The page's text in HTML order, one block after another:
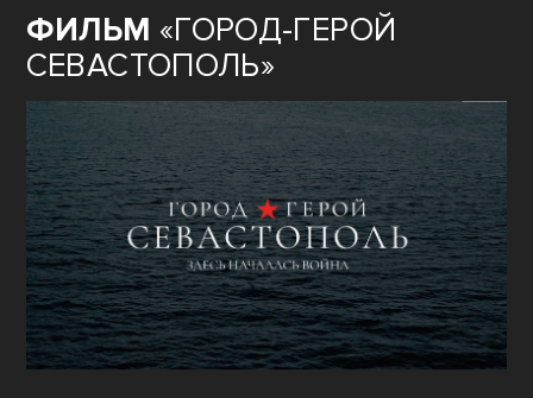
ФИЛЬМ «ГОРОД-ГЕРОЙ
СЕВАСТОПОЛЬ»